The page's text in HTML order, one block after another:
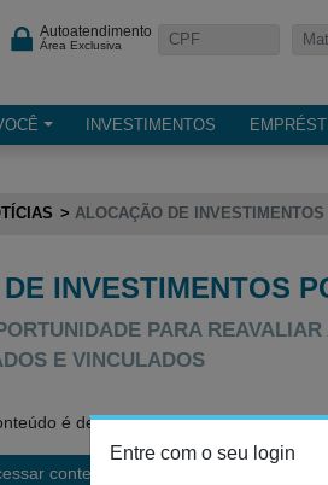
Autoatendimento
Área Exclusiva
INVESTIMENTOS
ALOCAÇÃO DE
INVESTIMENTOS
PARA
E VINCULADOS
é de acesso restrito.
conteúdo
Entre com o seu login